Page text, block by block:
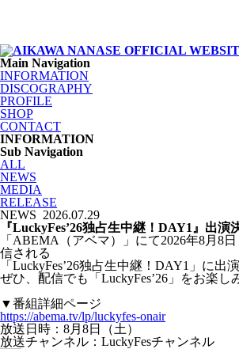
Main Navigation
INFORMATION
DISCOGRAPHY
PROFILE
SHOP
CONTACT
INFORMATION
Sub Navigation
ALL
NEWS
MEDIA
RELEASE
NEWS 2026.07.29
『LuckyFes’26独占生中継！DAY1』出演
「ABEMA（アベマ）」にて2026年8月8
信される
「LuckyFes’26独占生中継！DAY1」に出
ぜひ、配信でも「LuckyFes’26」をお楽し
▼番組詳細ページ
https://abema.tv/lp/luckyfes-onair
放送日時：8月8日（土）
放送チャンネル：LuckyFesチャンネル